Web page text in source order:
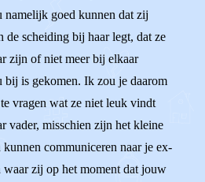
namelijk goed kunnen dat zij
de scheiding bij haar legt, dat ze
zijn of niet meer bij elkaar
bij is gekomen. Ik zou je daarom
vragen wat ze niet leuk vindt
vader, misschien zijn het kleine
communiceren naar je ex-
zij op het moment dat jouw